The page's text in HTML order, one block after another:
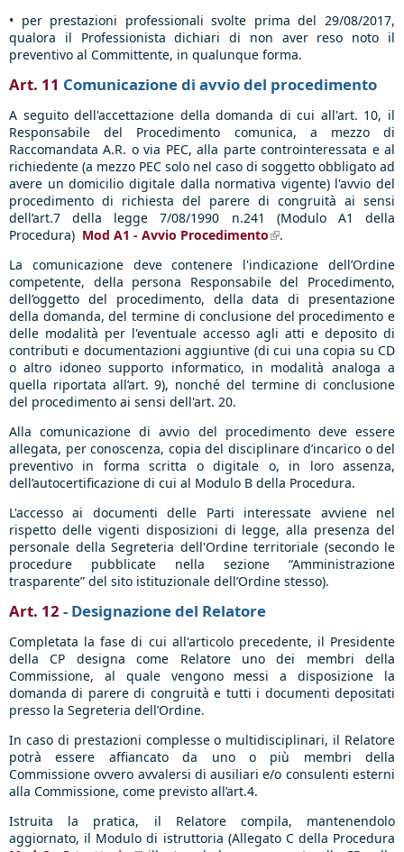
• per prestazioni professionali svolte prima del 29/08/2017,
qualora il Professionista dichiari di non aver reso noto il
preventivo al Committente, in qualunque forma.
Art. 11 Comunicazione di avvio del procedimento
A seguito dell'accettazione della domanda di cui all'art. 10, il
Responsabile del Procedimento comunica, a mezzo di
Raccomandata A.R. o via PEC, alla parte controinteressata e al
richiedente (a mezzo PEC solo nel caso di soggetto obbligato ad
avere un domicilio digitale dalla normativa vigente) l'avvio del
procedimento di richiesta del parere di congruità ai sensi
dell’art.7 della legge 7/08/1990 n.241 (Modulo A1 della
Procedura) Mod A1 - Avvio Procedimento(link is external)
.
La comunicazione deve contenere l'indicazione dell’Ordine
competente, della persona Responsabile del Procedimento,
dell’oggetto del procedimento, della data di presentazione
della domanda, del termine di conclusione del procedimento e
delle modalità per l'eventuale accesso agli atti e deposito di
contributi e documentazioni aggiuntive (di cui una copia su CD
o altro idoneo supporto informatico, in modalità analoga a
quella riportata all’art. 9), nonché del termine di conclusione
del procedimento ai sensi dell'art. 20.
Alla comunicazione di avvio del procedimento deve essere
allegata, per conoscenza, copia del disciplinare d’incarico o del
preventivo in forma scritta o digitale o, in loro assenza,
dell’autocertificazione di cui al Modulo B della Procedura.
L'accesso ai documenti delle Parti interessate avviene nel
rispetto delle vigenti disposizioni di legge, alla presenza del
personale della Segreteria dell'Ordine territoriale (secondo le
procedure pubblicate nella sezione “Amministrazione
trasparente” del sito istituzionale dell’Ordine stesso).
Art. 12 - Designazione del Relatore
Completata la fase di cui all'articolo precedente, il Presidente
della CP designa come Relatore uno dei membri della
Commissione, al quale vengono messi a disposizione la
domanda di parere di congruità e tutti i documenti depositati
presso la Segreteria dell’Ordine.
In caso di prestazioni complesse o multidisciplinari, il Relatore
potrà essere affiancato da uno o più membri della
Commissione ovvero avvalersi di ausiliari e/o consulenti esterni
alla Commissione, come previsto all’art.4.
Istruita la pratica, il Relatore compila, mantenendolo
aggiornato, il Modulo di istruttoria (Allegato C della Procedura